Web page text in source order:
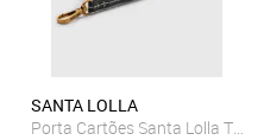
SANTA LOLLA
Porta Cartões Santa Lolla